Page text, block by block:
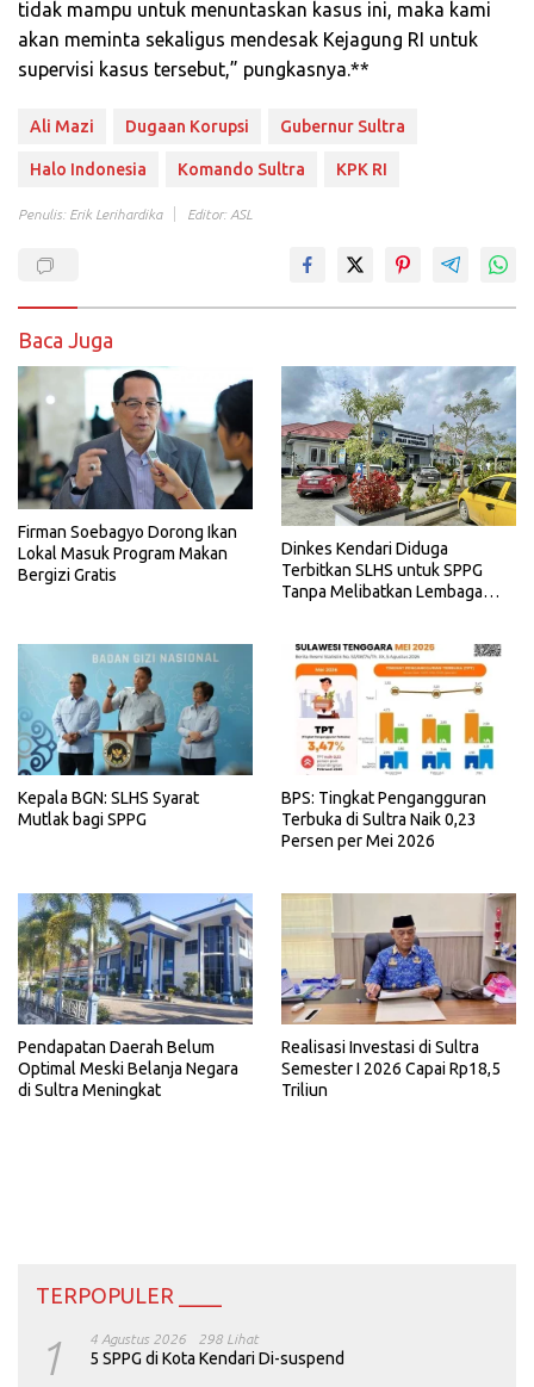
tidak mampu untuk menuntaskan kasus ini, maka kami
akan meminta sekaligus mendesak Kejagung RI untuk
supervisi kasus tersebut,” pungkasnya.**
Ali Mazi Dugaan Korupsi Gubernur Sultra
Halo Indonesia Komando Sultra KPK RI
Penulis: Erik Lerihardika Editor: ASL
Baca Juga
Firman Soebagyo Dorong Ikan
Lokal Masuk Program Makan
Bergizi Gratis
Dinkes Kendari Diduga
Terbitkan SLHS untuk SPPG
Tanpa Melibatkan Lembaga
Kepala BGN: SLHS Syarat
Mutlak bagi SPPG
BPS: Tingkat Pengangguran
Terbuka di Sultra Naik 0,23
Persen per Mei 2026
Pendapatan Daerah Belum
Optimal Meski Belanja Negara
di Sultra Meningkat
Realisasi Investasi di Sultra
Semester I 2026 Capai Rp18,5
Triliun
TERPOPULER ____
1 4 Agustus 2026 298 Lihat
5 SPPG di Kota Kendari Di-suspend